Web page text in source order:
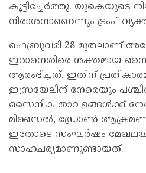
കൂട്ടിച്ചേർത്തു. യുകെയുടെ
നിരാശനാണെന്നും ട്രംപ്
ഫെബ്രുവരി 28 മുതലാണ്
ഇറാനെതിരെ ശക്തമായ
ആരംഭിച്ചത്. ഇതിന്
ഇസ്രയേലിന് നേരെയും
സൈനിക താവളങ്ങൾക്ക്
മിസൈൽ, ഡ്രോൺ
ഇതോടെ സംഘർഷം
സാഹചര്യമാണുണ്ടായത്.